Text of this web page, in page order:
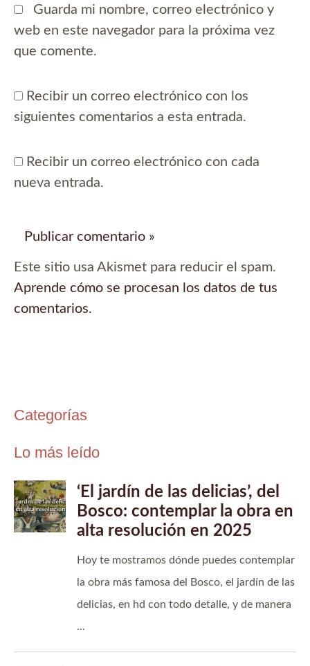
Guarda mi nombre, correo electrónico y
web en este navegador para la próxima vez
que comente.
Recibir un correo electrónico con los
siguientes comentarios a esta entrada.
Recibir un correo electrónico con cada
nueva entrada.
Este sitio usa Akismet para reducir el spam.
Aprende cómo se procesan los datos de tus
comentarios.
Categorías
Lo más leído